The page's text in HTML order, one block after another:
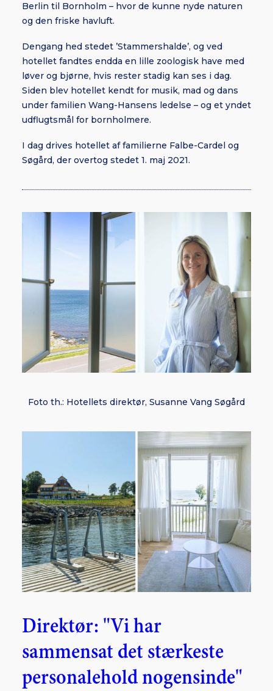
Berlin til Bornholm – hvor de kunne nyde naturen
og den friske havluft.
Dengang hed stedet ’Stammershalde’, og ved
hotellet fandtes endda en lille zoologisk have med
løver og bjørne, hvis rester stadig kan ses i dag.
Siden blev hotellet kendt for musik, mad og dans
under familien Wang-Hansens ledelse – og et yndet
udflugtsmål for bornholmere.
I dag drives hotellet af familierne Falbe-Cardel og
Søgård, der overtog stedet 1. maj 2021.
Foto th.: Hotellets direktør, Susanne Vang Søgård
Direktør: "Vi har
sammensat det stærkeste
personalehold nogensinde"